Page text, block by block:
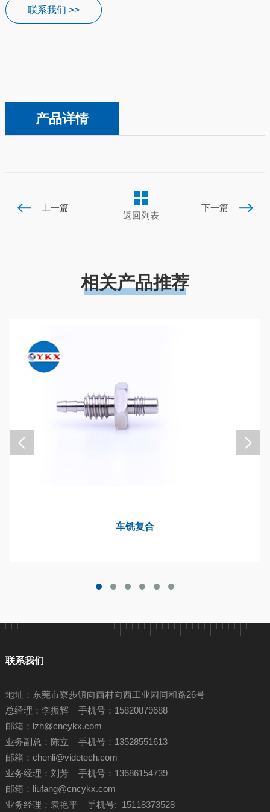
联系我们 >>
产品详情
上一篇
返回列表
下一篇
相关产品推荐
车铣复合
联系我们
地址：东莞市寮步镇向西村向西工业园同和路26号
总经理：李振辉 手机号：15820879688
邮箱： lzh@cncykx.com
业务副总：陈立 手机号：13528551613
邮箱： chenli@videtech.com
业务经理：刘芳 手机号：13686154739
邮箱： liufang@cncykx.com
业务经理：袁艳平 手机号: 15118373528